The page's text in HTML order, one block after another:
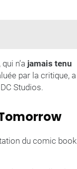
n’a jamais tenu
par la critique, a
Studios.
du comic book